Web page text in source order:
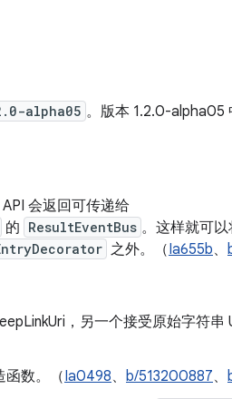
alpha05 。版本 1.2.0-alpha05
会返回可传递给
的 ResultEventBus 。这样就可以
之外。（Ia655b、
，另一个接受原始字符串
函数。（Ia0498、 b/513200887、